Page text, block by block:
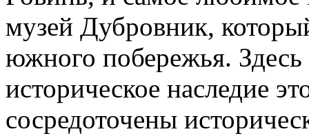
музей Дубровник,
южного побережья. Здесь
историческое наследие
сосредоточены